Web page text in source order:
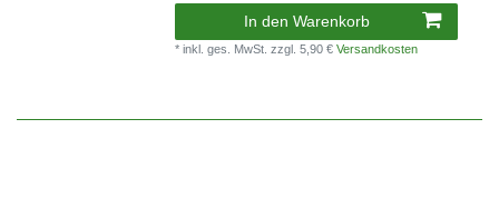
In den Warenkorb
* inkl. ges. MwSt.zzgl. 5,90 €Versandkosten